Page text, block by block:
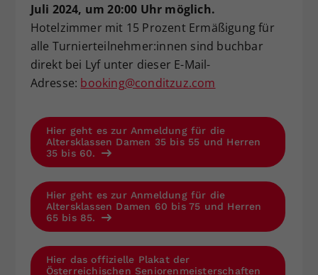
Juli 2024, um 20:00 Uhr möglich.
Hotelzimmer mit 15 Prozent Ermäßigung für
alle Turnierteilnehmer:innen sind buchbar
direkt bei Lyf unter dieser E-Mail-
Adresse: booking@conditzuz.com
Hier geht es zur Anmeldung für die
Altersklassen Damen 35 bis 55 und Herren
35 bis 60.
Hier geht es zur Anmeldung für die
Altersklassen Damen 60 bis 75 und Herren
65 bis 85.
Hier das offizielle Plakat der
Österreichischen Seniorenmeisterschaften